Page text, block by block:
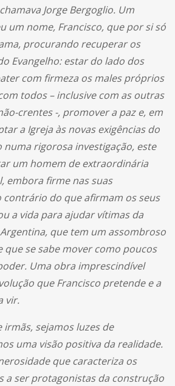
Jorge Bergoglio. Um
um nome, Francisco, que por si só
procurando recuperar os
Evangelho: estar do lado dos
com firmeza os males próprios
todos – inclusive com as outras
crentes -, promover a paz e, em
a Igreja às novas exigências do
numa rigorosa investigação, este
um homem de extraordinária
embora firme nas suas
contrário do que afirmam os seus
a vida para ajudar vítimas da
que tem um assombroso
se sabe mover como poucos
Uma obra imprescindível
que Francisco pretende e a
vir.
irmãs, sejamos luzes de
uma visão positiva da realidade.
que caracteriza os
a ser protagonistas da construção